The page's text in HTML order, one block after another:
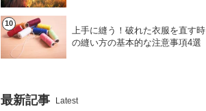
上手に縫う！破れた衣服を直す時
の縫い方の基本的な注意事項4選
最新記事 Latest